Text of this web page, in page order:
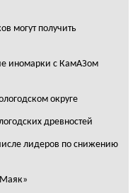
могут получить
иномарки с КамАЗом
округе
древностей
лидеров по снижению